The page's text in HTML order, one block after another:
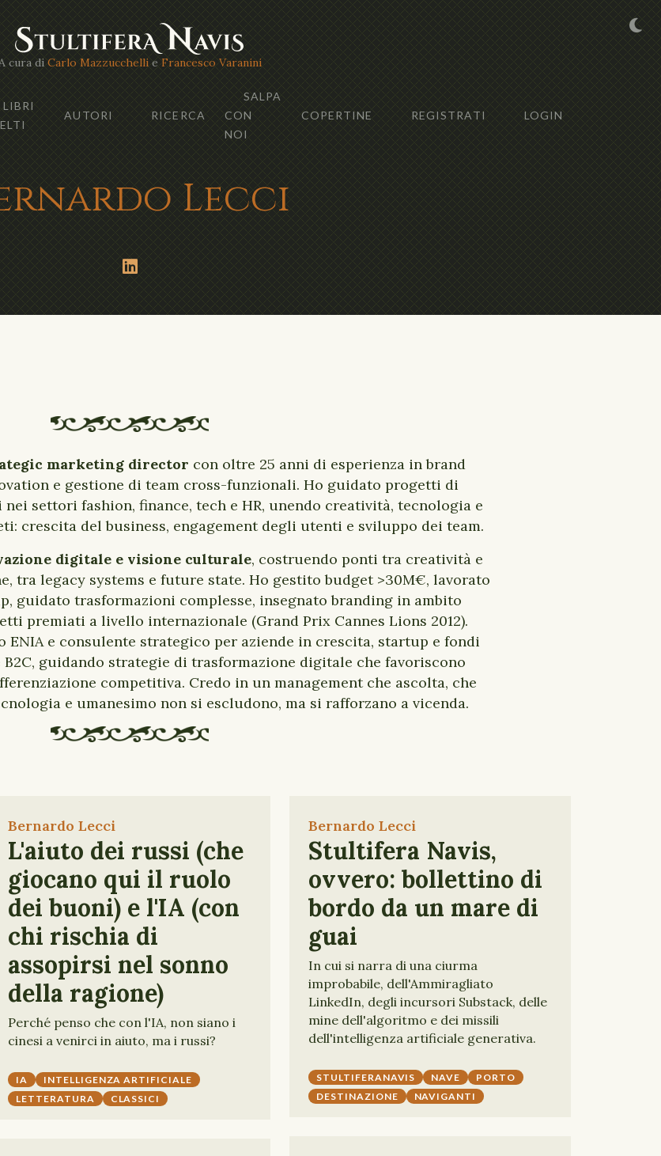
cura di Carlo Mazzucchellie Francesco Varanini
LIBRI
AUTORI RICERCA
SALPA
CON
NOI
COPERTINE REGISTRATI LOGIN
Lecci
marketing director con oltre 25 anni di esperienza in brand
e gestione di team cross-funzionali. Ho guidato progetti di
settori fashion, finance, tech e HR, unendo creatività, tecnologia e
crescita del business, engagement degli utenti e sviluppo dei team.
digitale e visione culturale, costruendo ponti tra creatività e
tra legacy systems e future state. Ho gestito budget >30M€, lavorato
guidato trasformazioni complesse, insegnato branding in ambito
premiati a livello internazionale (Grand Prix Cannes Lions 2012).
ENIA e consulente strategico per aziende in crescita, startup e fondi
guidando strategie di trasformazione digitale che favoriscono
competitiva. Credo in un management che ascolta, che
e umanesimo non si escludono, ma si rafforzano a vicenda.
Bernardo Lecci
L'aiuto dei russi (che
giocano qui il ruolo
dei buoni) e l'IA (con
chi rischia di
assopirsi nel sonno
della ragione)
Perché penso che con l'IA, non siano i
cinesi a venirci in aiuto, ma i russi?
IA
INTELLIGENZA ARTIFICIALE
LETTERATURA
CLASSICI
Bernardo Lecci
Stultifera Navis,
ovvero: bollettino di
bordo da un mare di
guai
In cui si narra di una ciurma
improbabile, dell'Ammiragliato
LinkedIn, degli incursori Substack, delle
mine dell'algoritmo e dei missili
dell'intelligenza artificiale generativa.
STULTIFERANAVIS NAVE
PORTO
DESTINAZIONE
NAVIGANTI